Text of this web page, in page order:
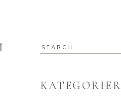
Search
KATEGORIER